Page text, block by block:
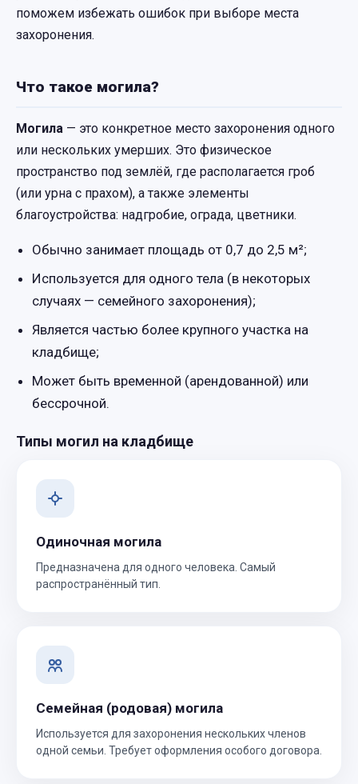
поможем избежать ошибок при выборе места
захоронения.
Что такое могила?
Могила — это конкретное место захоронения одного
или нескольких умерших. Это физическое
пространство под землёй, где располагается гроб
(или урна с прахом), а также элементы
благоустройства: надгробие, ограда, цветники.
Обычно занимает площадь от 0,7 до 2,5 м²;
Используется для одного тела (в некоторых
случаях — семейного захоронения);
Является частью более крупного участка на
кладбище;
Может быть временной (арендованной) или
бессрочной.
Типы могил на кладбище
Одиночная могила
Предназначена для одного человека. Самый
распространённый тип.
Семейная (родовая) могила
Используется для захоронения нескольких членов
одной семьи. Требует оформления особого договора.